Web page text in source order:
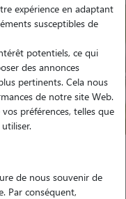
?
Sitter
expérience en adaptant
susceptibles de
potentiels, ce qui
des annonces
pertinents. Cela nous
de notre site Web.
préférences, telles que
de nous souvenir de
Par conséquent,